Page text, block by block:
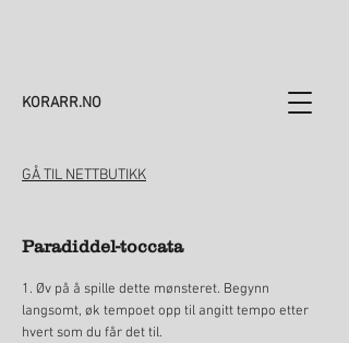
KORARR.NO
GÅ TIL NETTBUTIKK
Paradiddel-toccata
1. Øv på å spille dette mønsteret. Begynn
langsomt, øk tempoet opp til angitt tempo etter
hvert som du får det til.